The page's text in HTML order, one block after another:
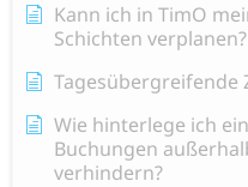
Kann ich in TimO
Schichten verplanen?
Tagesübergreifende
Wie hinterlege ich
Buchungen
verhindern?